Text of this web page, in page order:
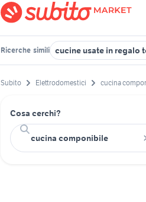
Ricerche simili cucine usate in regalo
Subito Elettrodomestici cucina
Cosa cerchi?